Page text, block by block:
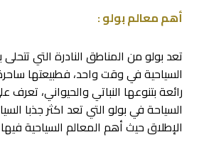
أهم معالم بولو :
تعد بولو من المناطق النادرة التي
السياحية في وقت واحد، فطبيعتها
رائعة بتنوعها النباتي والحيواني،
السياحة في بولو التي تعد اكثر جذبا
الإطلاق حيث أهم المعالم السياحية